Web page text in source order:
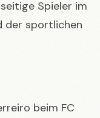
Spieler im
der sportlichen
beim FC